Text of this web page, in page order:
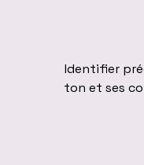
Identifier
ton et ses